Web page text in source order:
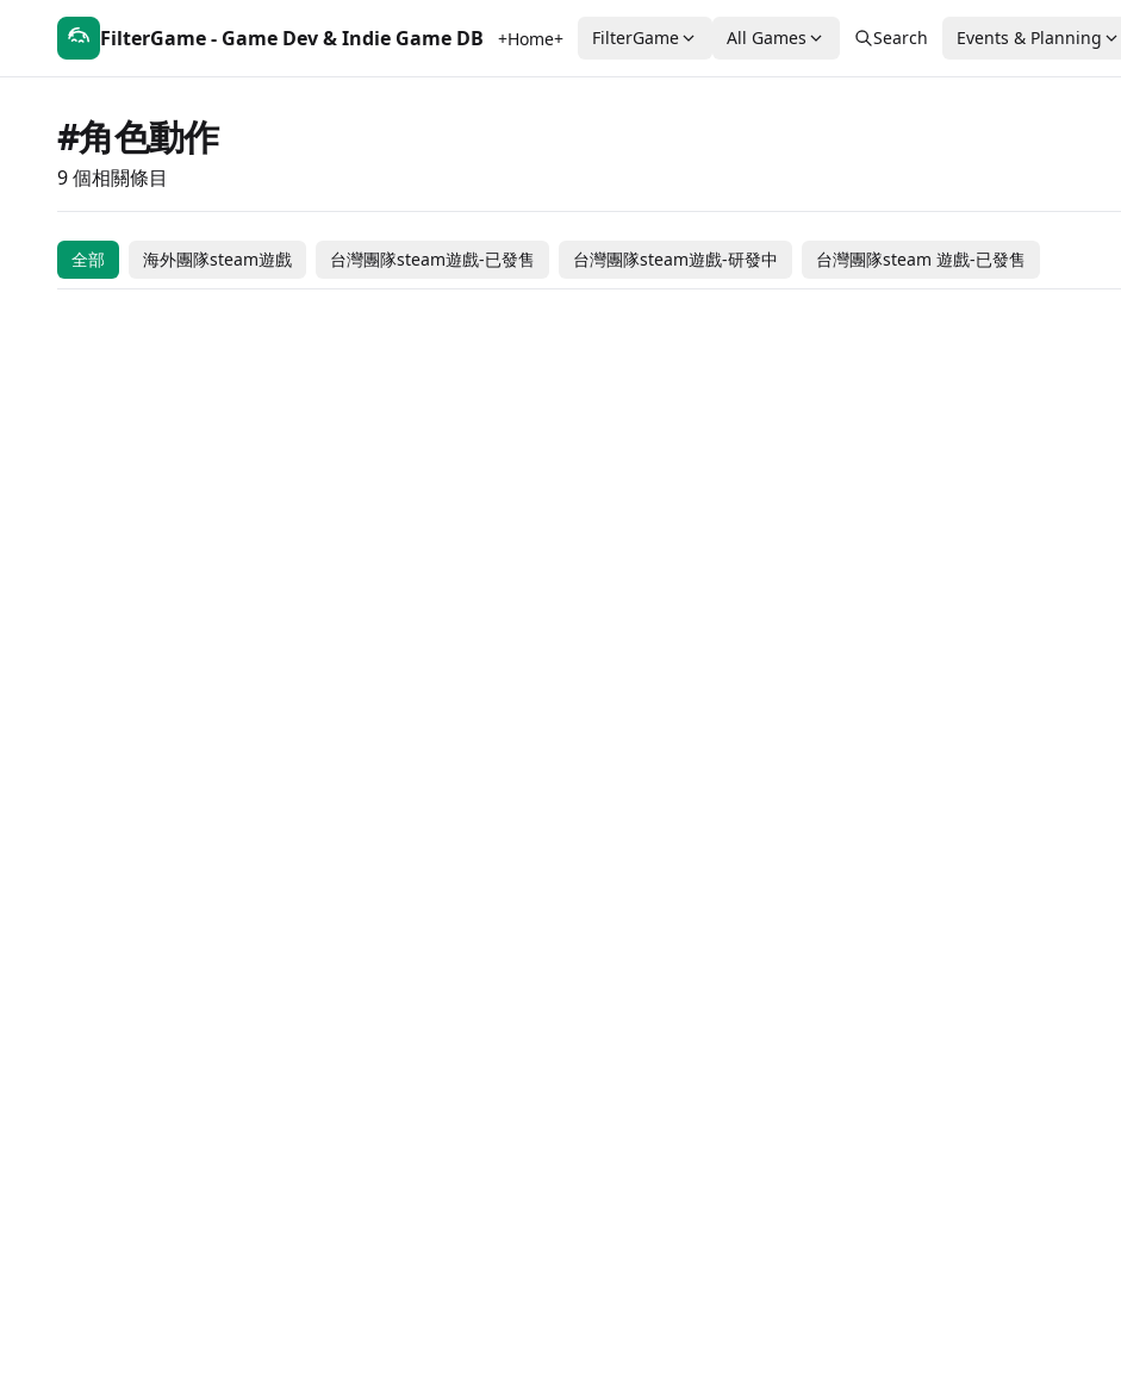
FilterGame - Game Dev & Indie Game DB +Home+ FilterGame All Games Search Events & Planning
#角色動作
9 個相關條目
全部 海外團隊steam遊戲 台灣團隊steam遊戲-已發售 台灣團隊steam遊戲-研發中 台灣團隊steam 遊戲-已發售
Homura Hime Aeruta
Night
Dusk Diver
YURO'S FANTASY
HEMA-Humetal Era
Morphose Arms